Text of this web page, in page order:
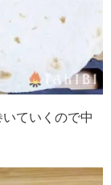
ていくので中